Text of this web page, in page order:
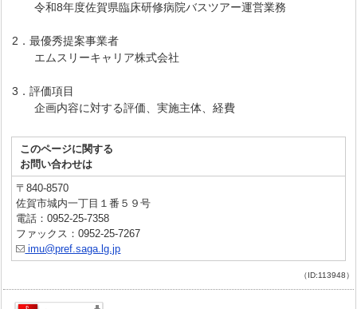
令和8年度佐賀県臨床研修病院バスツアー運営業務
2．最優秀提案事業者
エムスリーキャリア株式会社
3．評価項目
企画内容に対する評価、実施主体、経費
このページに関する
お問い合わせは
〒840-8570
佐賀市城内一丁目１番５９号
電話：0952-25-7358
ファックス：0952-25-7267
imu@pref.saga.lg.jp
（ID:113948）